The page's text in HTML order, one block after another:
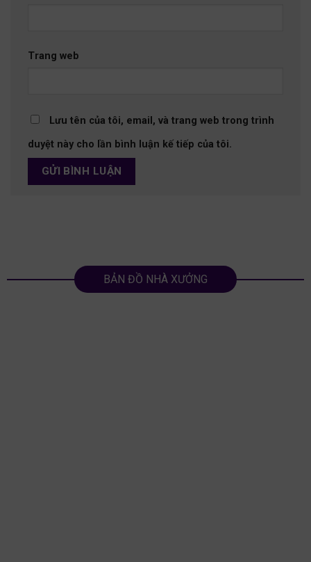
Trang web
Lưu tên của tôi, email, và trang web trong trình
duyệt này cho lần bình luận kế tiếp của tôi.
BẢN ĐỒ NHÀ XƯỞNG